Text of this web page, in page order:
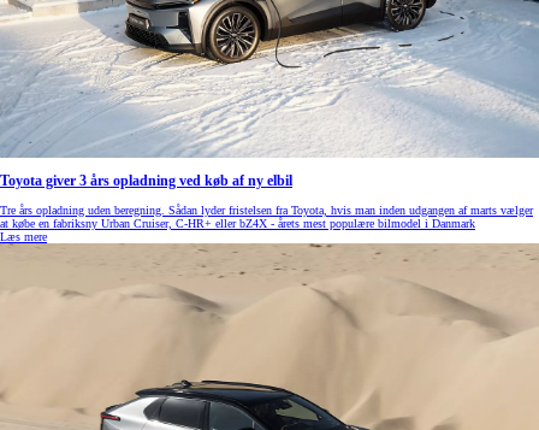
Toyota giver 3 års opladning ved køb af ny elbil
Tre års opladning uden beregning. Sådan lyder fristelsen fra Toyota, hvis man inden udgangen af marts vælger
at købe en fabriksny Urban Cruiser, C-HR+ eller bZ4X - årets mest populære bilmodel i Danmark
Læs mere